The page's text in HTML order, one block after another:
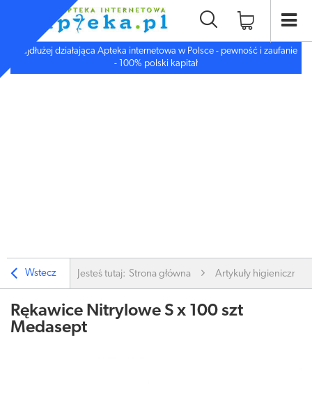
Najdłużej działająca Apteka internetowa w Polsce - pewność i zaufanie
- 100% polski kapitał
Wstecz Jesteś tutaj: Strona główna Artykuły higieniczne
Rękawice Nitrylowe S x 100 szt
Medasept